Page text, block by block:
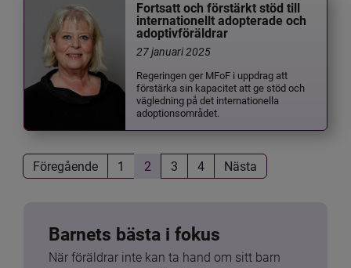
Fortsatt och förstärkt stöd till
internationellt adopterade och
adoptivföräldrar
27 januari 2025
Regeringen ger MFoF i uppdrag att
förstärka sin kapacitet att ge stöd och
vägledning på det internationella
adoptionsområdet.
Föregående 1 2 3 4 Nästa
Barnets bästa i fokus
När föräldrar inte kan ta hand om sitt barn